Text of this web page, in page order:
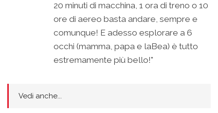
20 minuti di macchina, 1 ora di treno o 10
ore di aereo basta andare, sempre e
comunque! E adesso esplorare a 6
occhi (mamma, papa e laBea) è tutto
estremamente più bello!"
Vedi anche...